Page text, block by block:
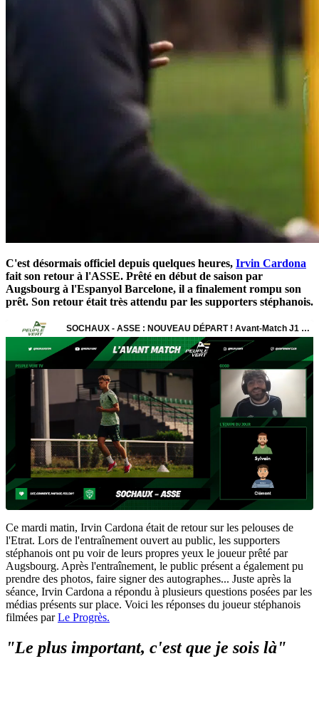
C'est désormais officiel depuis quelques heures, Irvin Cardona
fait son retour à l'ASSE. Prêté en début de saison par
Augsbourg à l'Espanyol Barcelone, il a finalement rompu son
prêt. Son retour était très attendu par les supporters stéphanois.
Ce mardi matin, Irvin Cardona était de retour sur les pelouses de
l'Etrat. Lors de l'entraînement ouvert au public, les supporters
stéphanois ont pu voir de leurs propres yeux le joueur prêté par
Augsbourg. Après l'entraînement, le public présent a également pu
prendre des photos, faire signer des autographes... Juste après la
séance, Irvin Cardona a répondu à plusieurs questions posées par les
médias présents sur place. Voici les réponses du joueur stéphanois
filmées parLe Progrès.
"Le plus important, c'est que je sois là"